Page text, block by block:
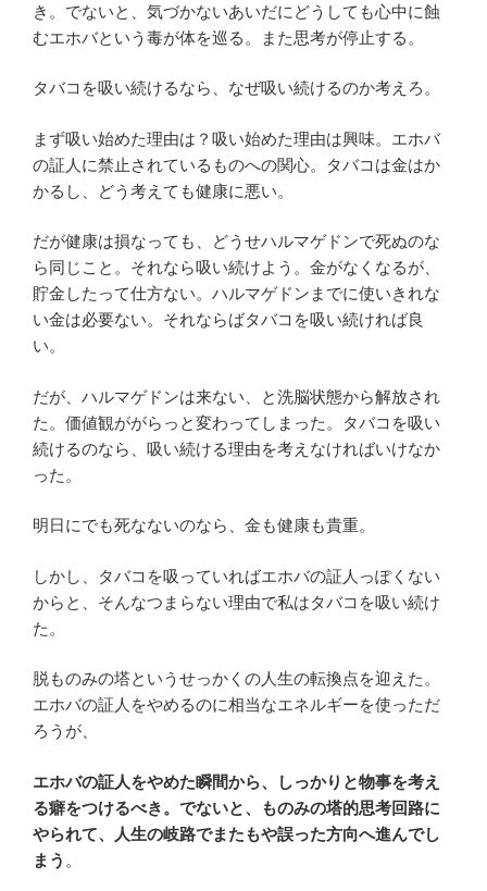
き。でないと、気づかないあいだにどうしても心中に蝕
むエホバという毒が体を巡る。また思考が停止する。
タバコを吸い続けるなら、なぜ吸い続けるのか考えろ。
まず吸い始めた理由は？吸い始めた理由は興味。エホバ
の証人に禁止されているものへの関心。タバコは金はか
かるし、どう考えても健康に悪い。
だが健康は損なっても、どうせハルマゲドンで死ぬのな
ら同じこと。それなら吸い続けよう。金がなくなるが、
貯金したって仕方ない。ハルマゲドンまでに使いきれな
い金は必要ない。それならばタバコを吸い続ければ良
い。
だが、ハルマゲドンは来ない、と洗脳状態から解放され
た。価値観ががらっと変わってしまった。タバコを吸い
続けるのなら、吸い続ける理由を考えなければいけなか
った。
明日にでも死なないのなら、金も健康も貴重。
しかし、タバコを吸っていればエホバの証人っぽくない
からと、そんなつまらない理由で私はタバコを吸い続け
た。
脱ものみの塔というせっかくの人生の転換点を迎えた。
エホバの証人をやめるのに相当なエネルギーを使っただ
ろうが、
エホバの証人をやめた瞬間から、しっかりと物事を考え
る癖をつけるべき。でないと、ものみの塔的思考回路に
やられて、人生の岐路でまたもや誤った方向へ進んでし
まう 。